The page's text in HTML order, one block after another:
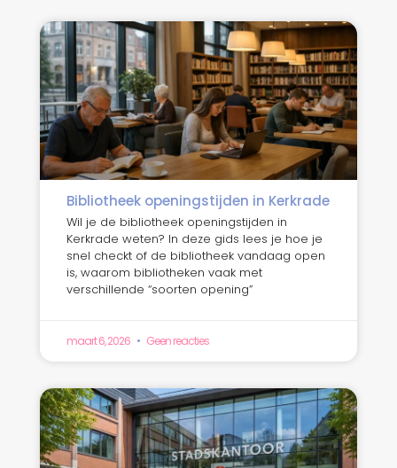
Bibliotheek openingstijden in Kerkrade
Wil je de bibliotheek openingstijden in
Kerkrade weten? In deze gids lees je hoe je
snel checkt of de bibliotheek vandaag open
is, waarom bibliotheken vaak met
verschillende “soorten opening”
maart 6, 2026 Geen reacties